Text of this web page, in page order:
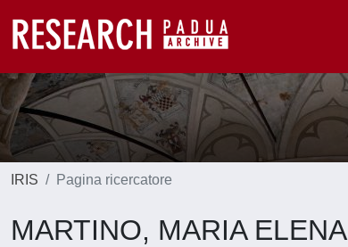
IRIS Pagina ricercatore
MARTINO, MARIA ELENA